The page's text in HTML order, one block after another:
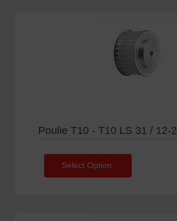
Poulie T10 - T10 LS 31 / 12-2
Select Option